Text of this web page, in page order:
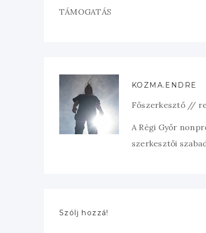
TÁMOGATÁS
KOZMA.ENDRE
Főszerkesztő //
A Régi Győr
szerkesztői
Szólj hozzá!